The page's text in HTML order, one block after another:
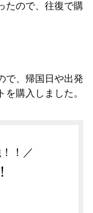
たので、往復で購
で、帰国日や出発
購入しました。
！／